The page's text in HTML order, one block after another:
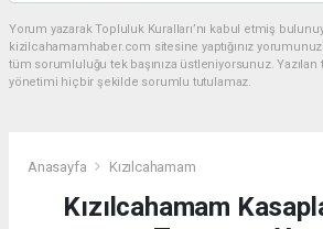
Yorum yazarak Topluluk Kuralları’nı kabul etmiş
kizilcahamamhaber.com sitesine yaptığınız
tüm sorumluluğu tek başınıza üstleniyorsunuz.
yönetimi hiçbir şekilde sorumlu tutulamaz.
Anasayfa Kızılcahamam
Kızılcahamam